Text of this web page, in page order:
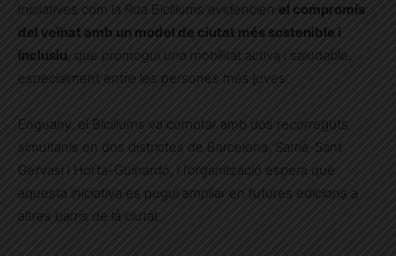
Iniciatives com la Rua Bicillums evidencien el compromís
del veïnat amb un model de ciutat més sostenible i
inclusiu
, que promogui una mobilitat activa i saludable,
especialment entre les persones més joves.
Enguany, el Bicillums va comptar amb dos recorreguts
simultanis en dos districtes de Barcelona, Sarrià-Sant
Gervasi i Horta-Guinardó, i l’organització espera que
aquesta iniciativa es pugui ampliar en futures edicions a
altres barris de la ciutat.